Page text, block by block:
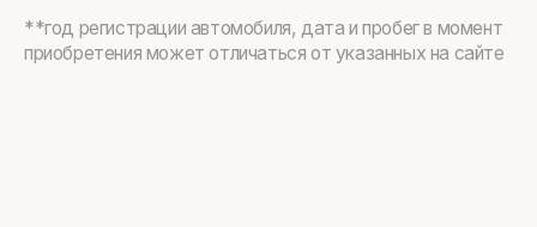
**год регистрации автомобиля, дата и пробег в момент
приобретения может отличаться от указанных на сайте